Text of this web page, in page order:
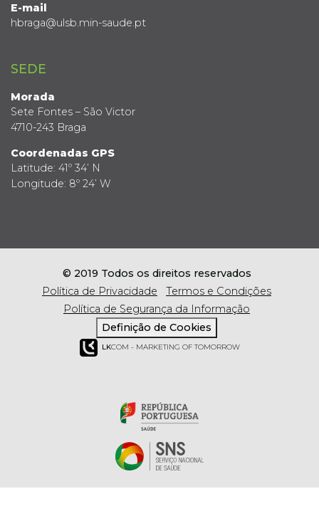
E-mail
hbraga@ulsb.min-saude.pt
SEDE
Morada
Sete Fontes – São Victor
4710-243 Braga
Coordenadas GPS
Latitude: 41º 34’ N
Longitude: 8º 24’ W
© 2019 Todos os direitos reservados
Política de Privacidade
Termos e Condições
Política de Segurança da Informação
Definição de Cookies
LKCOM - MARKETING OF TOMORROW